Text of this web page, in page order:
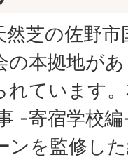
芝の佐野
の本拠地が
れています
-寄宿学校
ンを監修し